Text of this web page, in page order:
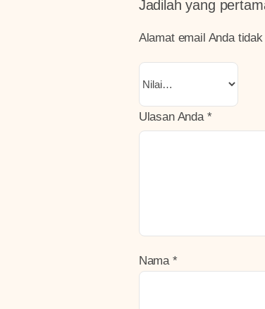
Jadilah yang
Alamat email Anda
Ulasan Anda *
Nama *